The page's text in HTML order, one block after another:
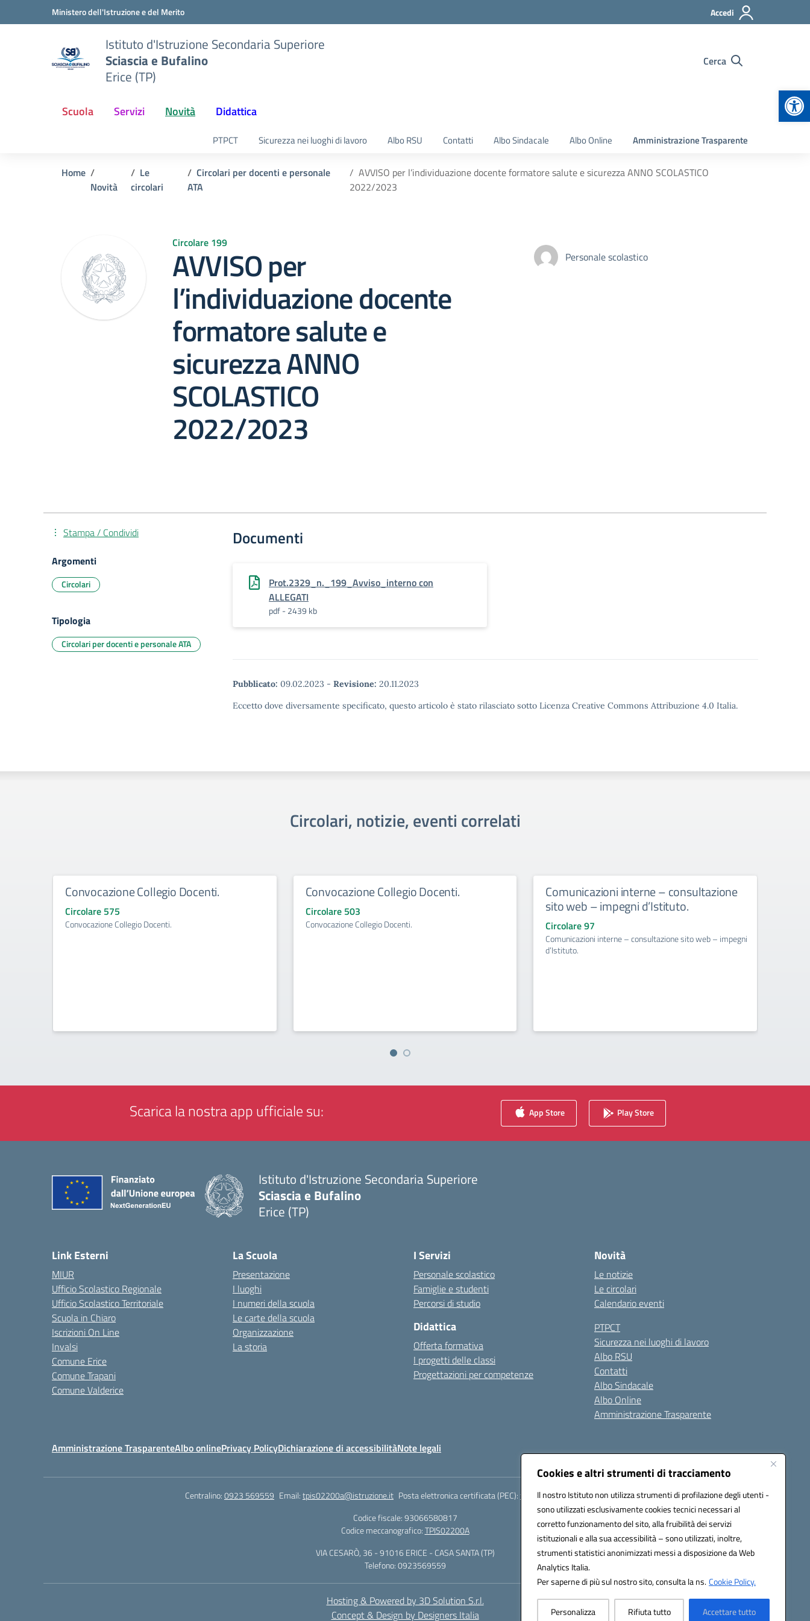
Cookies e altri strumenti di tracciamento
Il nostro Istituto non utilizza strumenti di profilazione degli utenti -
sono utilizzati esclusivamente cookies tecnici necessari al
corretto funzionamento del sito, alla fruibilità dei servizi
istituzionali e alla sua accessibilità – sono utilizzati, inoltre,
strumenti statistici anonimizzati messi a disposizione da Web
Analytics Italia.
Per saperne di più sul nostro sito, consulta la ns.Cookie Policy.
Personalizza Rifiuta tutto Accettare tutto
Vai ai contenuti
Vai al menu di navigazioneMinistero dell'Istruzione e del Merito Accedi
Istituto d'Istruzione Secondaria Superiore
Sciascia e Bufalino
Erice (TP)
Cerca
Scuola Servizi Novità Didattica
PTPCT Sicurezza nei luoghi di lavoro Albo RSU Contatti Albo Sindacale Albo Online Amministrazione Trasparente
Home
Novità
Le
circolari
Circolari per docenti e personale
ATA
AVVISO per l’individuazione docente formatore salute e sicurezza ANNO SCOLASTICO
2022/2023
Circolare 199
AVVISO per
l’individuazione docente
formatore salute e
sicurezza ANNO
SCOLASTICO
2022/2023
Personale scolastico
Documenti
Prot.2329_n._199_Avviso_interno con
ALLEGATI
pdf - 2439 kb
Pubblicato: 09.02.2023 - Revisione: 20.11.2023
Eccetto dove diversamente specificato, questo articolo è stato rilasciato sotto Licenza Creative Commons Attribuzione 4.0 Italia.
Stampa / Condividi
Argomenti
Circolari
Tipologia
Circolari per docenti e personale ATA
Circolari, notizie, eventi correlati
Convocazione Collegio Docenti.
Circolare 575
Convocazione Collegio Docenti.
Convocazione Collegio Docenti.
Circolare 503
Convocazione Collegio Docenti.
Comunicazioni interne – consultazione
sito web – impegni d’Istituto.
Circolare 97
Comunicazioni interne – consultazione sito web – impegni
d’Istituto.
Scarica la nostra app ufficiale su: App Store Play Store
Istituto d'Istruzione Secondaria Superiore
Sciascia e Bufalino
Erice (TP)
Link Esterni
MIUR
Ufficio Scolastico Regionale
Ufficio Scolastico Territoriale
Scuola in Chiaro
Iscrizioni On Line
Invalsi
Comune Erice
Comune Trapani
Comune Valderice
La Scuola
Presentazione
I luoghi
I numeri della scuola
Le carte della scuola
Organizzazione
La storia
I Servizi
Personale scolastico
Famiglie e studenti
Percorsi di studio
Didattica
Offerta formativa
I progetti delle classi
Progettazioni per competenze
Novità
Le notizie
Le circolari
Calendario eventi
PTPCT
Sicurezza nei luoghi di lavoro
Albo RSU
Contatti
Albo Sindacale
Albo Online
Amministrazione Trasparente
Amministrazione TrasparenteAlbo onlinePrivacy PolicyDichiarazione di accessibilitàNote legali
Centralino:0923 569559 Email:tpis02200a@istruzione.it Posta elettronica certificata (PEC):tpis02200a@pec.istruzione.it
Codice fiscale: 93066580817
Codice meccanografico:TPIS02200A
VIA CESARÒ, 36 - 91016 ERICE - CASA SANTA (TP)
Telefono: 0923569559
Hosting & Powered by 3D Solution S.r.l.
Concept & Design by Designers Italia